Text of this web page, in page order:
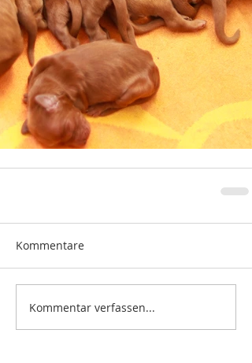
Kommentare
Kommentar verfassen...